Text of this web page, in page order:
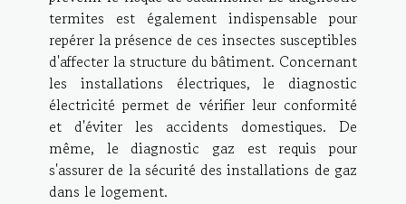
termites est également indispensable pour
repérer la présence de ces insectes susceptibles
d'affecter la structure du bâtiment. Concernant
les installations électriques, le diagnostic
électricité permet de vérifier leur conformité
et d'éviter les accidents domestiques. De
même, le diagnostic gaz est requis pour
s'assurer de la sécurité des installations de gaz
dans le logement.